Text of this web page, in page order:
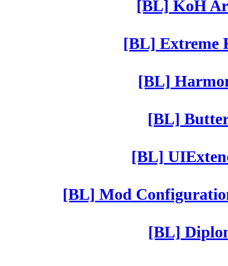
[BL] KoH
[BL] Extreme
[BL]
[BL]
[BL]
[BL] Mod
[BL]